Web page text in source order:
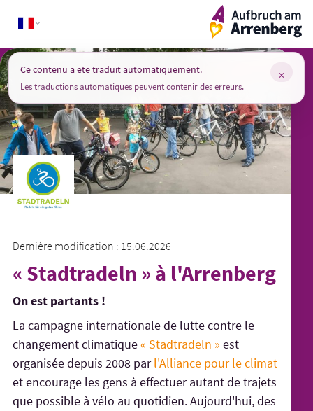
content
ArrenbergApp
Dernière modification : 15.06.2026
« Stadtradeln » à l'Arrenberg
On est partants !
La campagne internationale de lutte contre le
changement climatique« Stadtradeln » est
organisée depuis 2008 parl'Alliance pour le climat
et encourage les gens à effectuer autant de trajets
que possible à vélo au quotidien. Aujourd'hui, des
Ce contenu a ete traduit automatiquement.
Les traductions automatiques peuvent contenir des erreurs.
×